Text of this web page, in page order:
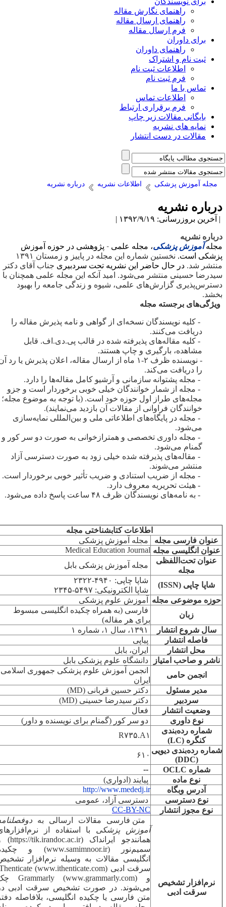
راهنمای نگارش مقاله
راهنمای ارسال مقاله
فرم ارسال مقاله
برای داوران
راهنمای داوران
ثبت نام و اشتراک
اطلاعات ثبت نام
فرم ثبت نام
تماس با ما
اطلاعات تماس
فرم برقراری ارتباط
بایگانی مقالات زیر چاپ
نمایه های نشریه
مقالات در دست انتشار
مجله آموزش پزشکی اطلاعات نشریه درباره نشریه
نشریه
بروزرسانی: ۱۳۹۲/۹/۱۹ |
نشریه
آموزش پزشکی، مجله علمی- پژوهشی در حوزه آموزش
است.
نخستین شماره این مجله در پاییز و زمستان ۱۳۹۱
شد.در حال حاضر این نشریه تحت سردبیری جناب آقای دکتر
حسینی منتشر می‌شود. امید آنکه این مجله علمی همچنان با
گزارش‌های علمی، شیوه و زندگی جامعه را بهبود
ویژگی‌های برجسته مجله
- کلیه نویسندگان نسخه‌ای از گواهی و نامه پذیرش مقاله را
دریافت می‌کنند.
- کلیه مقاله‌های پذیرفته شده در قالب پی.دی.اف. قابل
مشاهده، بارگیری و چاپ هستند.
- نویسنده ظرف ۲-۱ ماه از ارسال مقاله، اعلان پذیرش یا رد آن
را دریافت می‌کند.
- مجله پشتوانه سازمانی و آرشیو کامل مقاله‌‌ها را دارد.
- مجله از شمار خوانندگان خیلی خوبی برخوردار است و جزو
مجله‌های طراز اول حوزه خود است. (با توجه به موضوع مجله؛
خوانندگان فراوانی از مقالات آن بازدید می‌نمایند).
- مجله در پایگاه‌های اطلاعاتی ملی و بین‌المللی نمایه‌سازی
می‌شود.
- مجله داوری تخصصی و همترازخوانی به صورت دو سر کور و
گمنام می‌شود.
- مقاله‌های پذیرفته شده خیلی زود به صورت دسترسی آزاد
منتشر می‌شوند.
- مجله از ضریب استنادی و ضریب تأثیر خوبی برخوردار است.
- هیئت تحریریه معروف دارد.
- به نامه‌های نویسندگان ظرف ۴۸ ساعت پاسخ داده می‌شود.
اطلاعات کتابشناختی مجله
عنوان فارسی مجله مجله آموزش پزشکی
عنوان انگلیسی مجله Medical Education Journal
عنوان تحت‌اللفظی
مجله
مجله آموزش پزشکی بابل
شاپا چاپی (ISSN
)
شاپا چاپی: ۴۹۴۰-۲۳۲۲
شاپا الکترونیکی: ۵۴۹۷-۲۳۴۵
موضوعی مجله آموزش علوم پزشکی
زبان
فارسی (به همراه چکیده انگلیسی مبسوط
برای هر مقاله)
سال شروع انتشار
فاصله انتشار
پیاپی
محل انتشار
ایران، بابل
ناشر و صاحب امتیاز دانشگاه علوم پزشکی بابل
انجمن حامی
انجمن آموزش علوم پزشکی جمهوری اسلامی
ایران
مدیر مسئول
دکتر حسین قربانی ( MD
)
سردبیر
دکتر سیدرضا حسینی ( MD
)
وضعیت انتشار
فعال
نوع داوری
دو سر کور (گمنام برای نویسنده و داور)
شماره رده‌بندی
کنگره (LC
)
R۷۳۵.A۱
رده‌بندی دیویی
DDC
)
۶۱۰
شمارهOCLC
نوع ماده
پیایند (ادواری)
آدرس وبگاه
http://www.mededj.ir
نوع دسترسی
دسترسی آزاد، عمومی
نوع مجوز انتشار
CC-BY-NC
نرم‌افزار تشخیص
سرقت ادبی
متن فارسی مقالات ارسالی بهدوفصلنامه
آموزش پزشکیبا استفاده از نرم‌افزارهای
همانندجو ایرانداک (https://tik.irandoc.ac.ir) و
سمیم‌نور (www.samimnoor.ir) و چکیده
انگلیسی مقالات به وسیله نرم‌افزار تشخیص
سرقت ادبی iThenticate (www.ithenticate.com)
و Grammarly (www.grammarly.com) چک
می‌شوند. در صورت تشخیص سرقت ادبی در
متن فارسی یا چکیده انگلیسی، بلافاصله دفتر